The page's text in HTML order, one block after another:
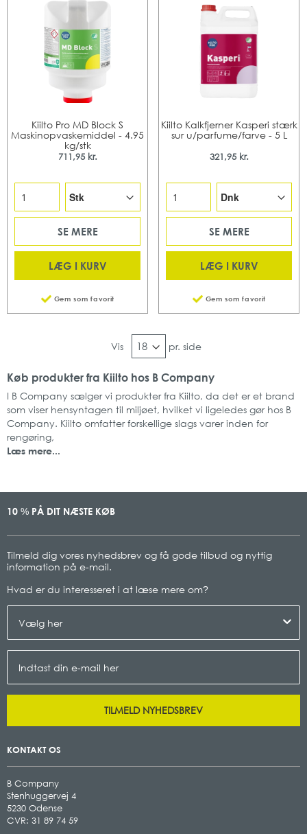
Kiilto Pro MD Block S
Maskinopvaskemiddel - 4.95
kg/stk
711,95 kr.
SE MERE
LÆG I KURV
Gem som favorit
Kiilto Kalkfjerner Kasperi stærk
sur u/parfume/farve - 5 L
321,95 kr.
SE MERE
LÆG I KURV
Gem som favorit
Vis pr. side
Køb produkter fra Kiilto hos B Company
I B Company sælger vi produkter fra Kiilto, da det er et brand
som viser hensyntagen til miljøet, hvilket vi ligeledes gør hos B
Company. Kiilto omfatter forskellige slags varer inden for
rengøring,
Læs mere...
10 % PÅ DIT NÆSTE KØB
Tilmeld dig vores nyhedsbrev og få gode tilbud og nyttig
information på e-mail.
Hvad er du interesseret i at læse mere om?
TILMELD NYHEDSBREV
KONTAKT OS
B Company
Stenhuggervej 4
5230 Odense
CVR: 31 89 74 59